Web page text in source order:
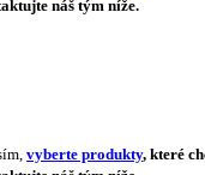
náš tým níže.
vyberte produkty, které